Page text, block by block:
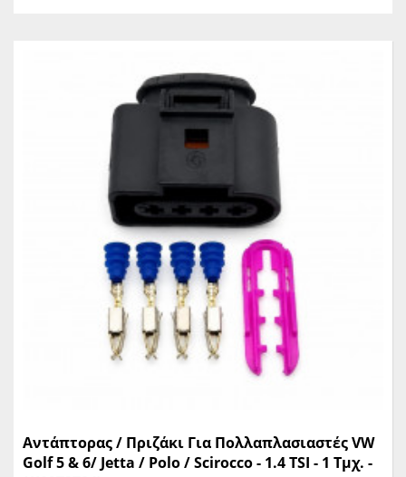
Αντάπτορας / Πριζάκι Για Πολλαπλασιαστές VW
Golf 5 & 6/ Jetta / Polo / Scirocco - 1.4 TSI - 1 Τμχ. -